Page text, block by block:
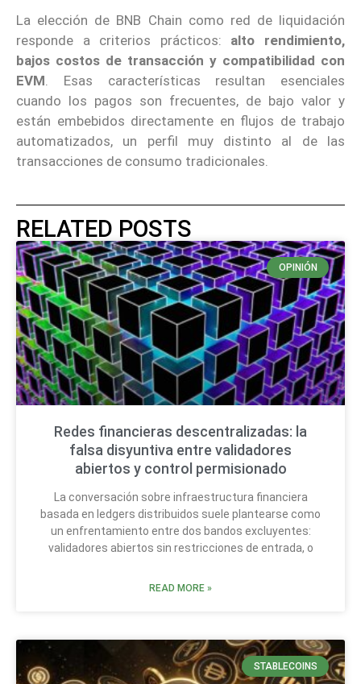
La elección de BNB Chain como red de liquidación
responde a criterios prácticos: alto rendimiento,
bajos costos de transacción y compatibilidad con
EVM. Esas características resultan esenciales
cuando los pagos son frecuentes, de bajo valor y
están embebidos directamente en flujos de trabajo
automatizados, un perfil muy distinto al de las
transacciones de consumo tradicionales.
RELATED POSTS
OPINIÓN
Redes financieras descentralizadas: la
falsa disyuntiva entre validadores
abiertos y control permisionado
La conversación sobre infraestructura financiera
basada en ledgers distribuidos suele plantearse como
un enfrentamiento entre dos bandos excluyentes:
validadores abiertos sin restricciones de entrada, o
READ MORE »
STABLECOINS